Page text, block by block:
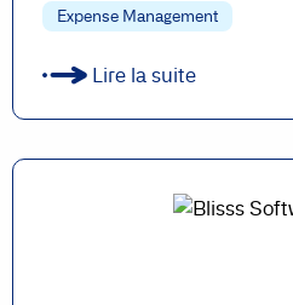
Expense Management
Lire la suite